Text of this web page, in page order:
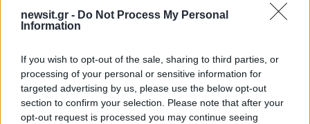
newsit.gr - Do Not Process My Personal
Information
If you wish to opt-out of the sale, sharing to third parties, or
processing of your personal or sensitive information for
targeted advertising by us, please use the below opt-out
section to confirm your selection. Please note that after your
opt-out request is processed you may continue seeing
Όροι Χρήσης. Το site προστατεύεται από reCAPTCHA, ισχύουν
Διεθνή
SPACEX
ΕΛΟΝ ΜΑΣΚ ΠΥΡΑΥΛΟΙ
Share: